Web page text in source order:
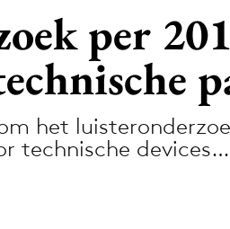
per
het
technische devices…